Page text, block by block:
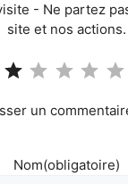
- Ne partez
site et nos actions.
un
Nom(obligatoire)